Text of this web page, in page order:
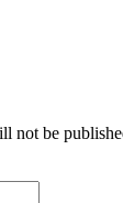
not be